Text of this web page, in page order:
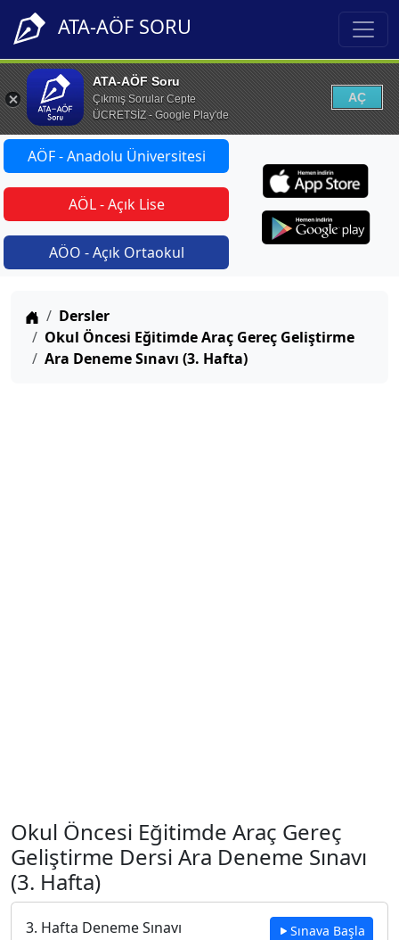
ATA-AÖF SORU
ATA-AÖF Soru
Çıkmış Sorular Cepte
ÜCRETSİZ - Google Play'de
AÇ
AÖF - Anadolu Üniversitesi
AÖL - Açık Lise
AÖO - Açık Ortaokul
Anasayfa
Dersler
Okul Öncesi Eğitimde Araç Gereç Geliştirme
Ara Deneme Sınavı (3. Hafta)
Okul Öncesi Eğitimde Araç Gereç
Geliştirme Dersi Ara Deneme Sınavı
(3. Hafta)
3. Hafta Deneme Sınavı Sınava Başla